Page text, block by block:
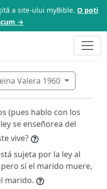
a site-ului myBible. O poți
→
Valera 1960
(pues hablo con los
se enseñorea del
vive?
sujeta por la ley al
si el marido muere,
marido.